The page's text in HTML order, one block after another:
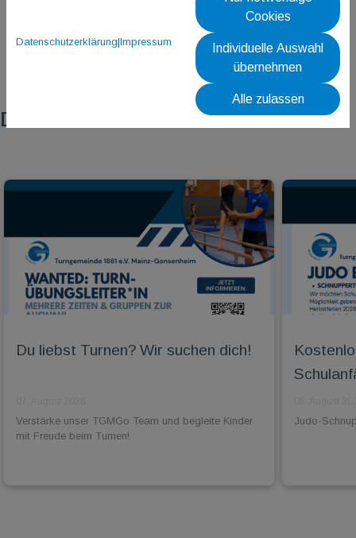
Das könnte dich auch interessieren
Du liebst Turnen? Wir suchen dich!
Verstärke unser TGMGo Team und begleite Kinder
mit Freude beim Turnen!
Judo-
Datenschutzerklärung|Impressum
Cookies
Individuelle Auswahl
übernehmen
Alle zulassen